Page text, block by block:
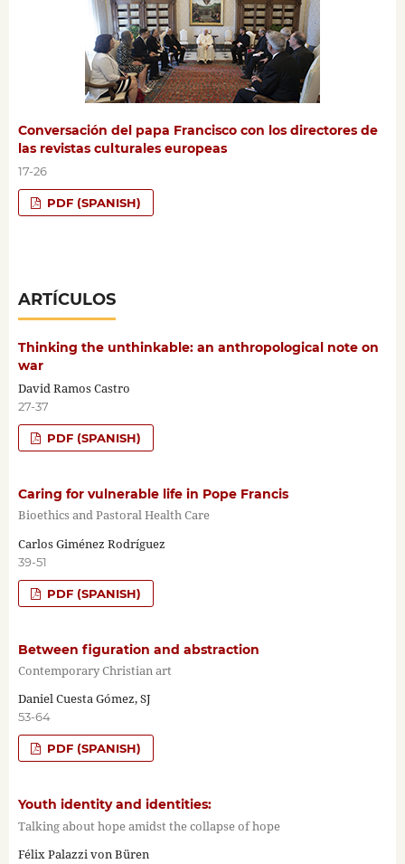
Conversación del papa Francisco con los directores de
las revistas culturales europeas
17-26
PDF (SPANISH)
ARTÍCULOS
Thinking the unthinkable: an anthropological note on
war
David Ramos Castro
27-37
PDF (SPANISH)
Caring for vulnerable life in Pope Francis
Bioethics and Pastoral Health Care
Carlos Giménez Rodríguez
39-51
PDF (SPANISH)
Between figuration and abstraction
Contemporary Christian art
Daniel Cuesta Gómez, SJ
53-64
PDF (SPANISH)
Youth identity and identities:
Talking about hope amidst the collapse of hope
Félix Palazzi von Büren